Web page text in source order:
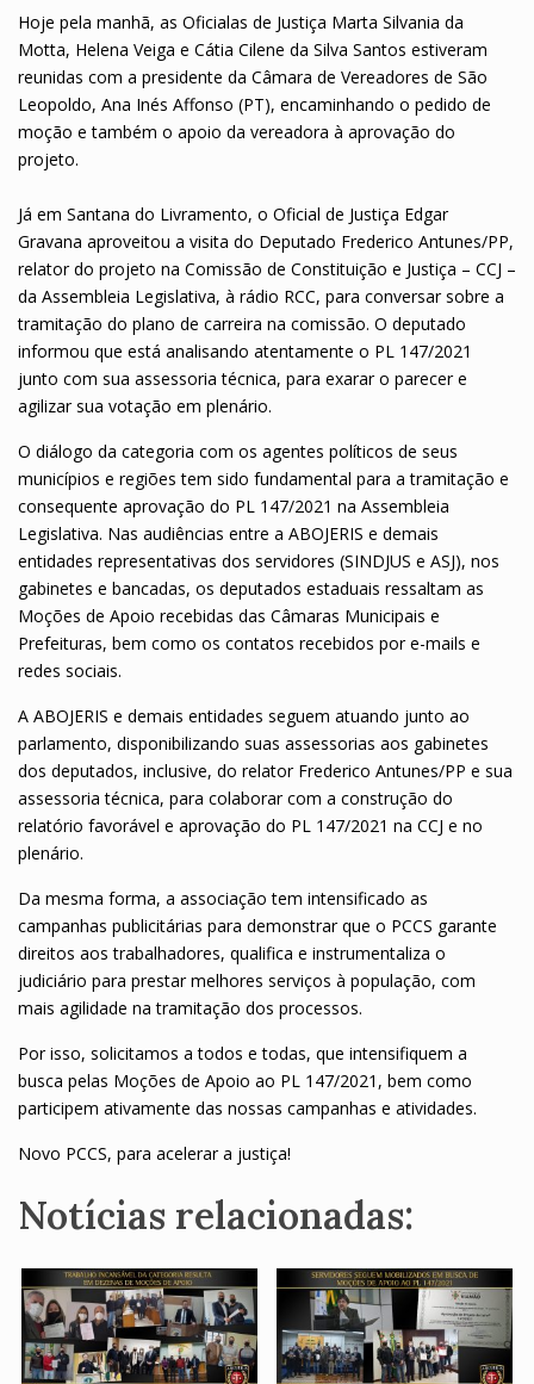
Hoje pela manhã, as Oficialas de Justiça Marta Silvania da
Motta, Helena Veiga e Cátia Cilene da Silva Santos estiveram
reunidas com a presidente da Câmara de Vereadores de São
Leopoldo, Ana Inés Affonso (PT), encaminhando o pedido de
moção e também o apoio da vereadora à aprovação do
projeto.
Já em Santana do Livramento, o Oficial de Justiça Edgar
Gravana aproveitou a visita do Deputado Frederico Antunes/PP,
relator do projeto na Comissão de Constituição e Justiça – CCJ –
da Assembleia Legislativa, à rádio RCC, para conversar sobre a
tramitação do plano de carreira na comissão. O deputado
informou que está analisando atentamente o PL 147/2021
junto com sua assessoria técnica, para exarar o parecer e
agilizar sua votação em plenário.
O diálogo da categoria com os agentes políticos de seus
municípios e regiões tem sido fundamental para a tramitação e
consequente aprovação do PL 147/2021 na Assembleia
Legislativa. Nas audiências entre a ABOJERIS e demais
entidades representativas dos servidores (SINDJUS e ASJ), nos
gabinetes e bancadas, os deputados estaduais ressaltam as
Moções de Apoio recebidas das Câmaras Municipais e
Prefeituras, bem como os contatos recebidos por e-mails e
redes sociais.
A ABOJERIS e demais entidades seguem atuando junto ao
parlamento, disponibilizando suas assessorias aos gabinetes
dos deputados, inclusive, do relator Frederico Antunes/PP e sua
assessoria técnica, para colaborar com a construção do
relatório favorável e aprovação do PL 147/2021 na CCJ e no
plenário.
Da mesma forma, a associação tem intensificado as
campanhas publicitárias para demonstrar que o PCCS garante
direitos aos trabalhadores, qualifica e instrumentaliza o
judiciário para prestar melhores serviços à população, com
mais agilidade na tramitação dos processos.
Por isso, solicitamos a todos e todas, que intensifiquem a
busca pelas Moções de Apoio ao PL 147/2021, bem como
participem ativamente das nossas campanhas e atividades.
Novo PCCS, para acelerar a justiça!
Notícias relacionadas: